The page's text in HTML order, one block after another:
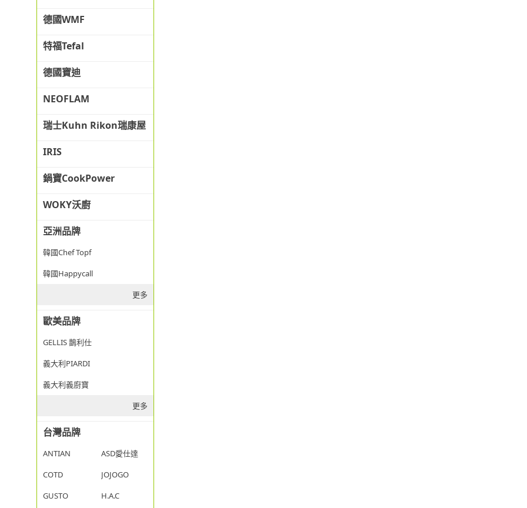
德國WMF
特福Tefal
德國寶迪
NEOFLAM
瑞士Kuhn Rikon瑞康屋
IRIS
鍋寶CookPower
WOKY沃廚
亞洲品牌
韓國Chef Topf
韓國Happycall
更多
歐美品牌
GELLIS 鵲利仕
義大利PIARDI
義大利義廚寶
更多
台灣品牌
ANTIAN
ASD愛仕達
COTD
JOJOGO
GUSTO
H.A.C